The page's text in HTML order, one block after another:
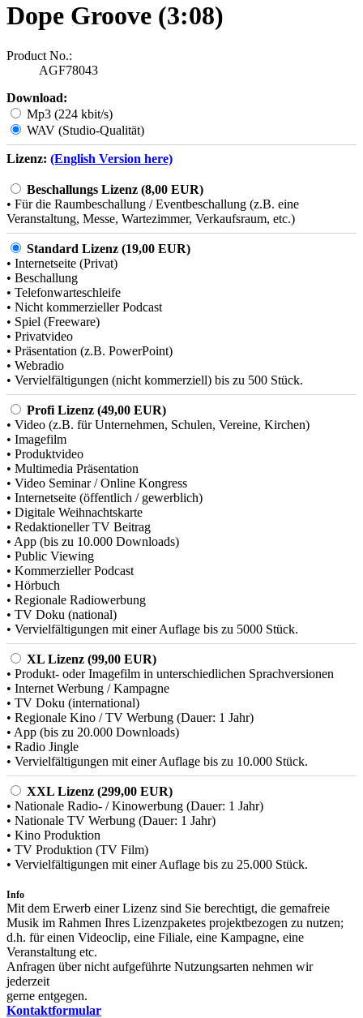
Dope Groove (3:08)
Product No.:
AGF78043
Download:
Mp3 (224 kbit/s)
WAV (Studio-Qualität)
Lizenz: (English Version here)
Beschallungs Lizenz (8,00 EUR)
• Für die Raumbeschallung / Eventbeschallung (z.B. eine
Veranstaltung, Messe, Wartezimmer, Verkaufsraum, etc.)
Standard Lizenz (19,00 EUR)
• Internetseite (Privat)
• Beschallung
• Telefonwarteschleife
• Nicht kommerzieller Podcast
• Spiel (Freeware)
• Privatvideo
• Präsentation (z.B. PowerPoint)
• Webradio
• Vervielfältigungen (nicht kommerziell) bis zu 500 Stück.
Profi Lizenz (49,00 EUR)
• Video (z.B. für Unternehmen, Schulen, Vereine, Kirchen)
• Imagefilm
• Produktvideo
• Multimedia Präsentation
• Video Seminar / Online Kongress
• Internetseite (öffentlich / gewerblich)
• Digitale Weihnachtskarte
• Redaktioneller TV Beitrag
• App (bis zu 10.000 Downloads)
• Public Viewing
• Kommerzieller Podcast
• Hörbuch
• Regionale Radiowerbung
• TV Doku (national)
• Vervielfältigungen mit einer Auflage bis zu 5000 Stück.
XL Lizenz (99,00 EUR)
• Produkt- oder Imagefilm in unterschiedlichen Sprachversionen
• Internet Werbung / Kampagne
• TV Doku (international)
• Regionale Kino / TV Werbung (Dauer: 1 Jahr)
• App (bis zu 20.000 Downloads)
• Radio Jingle
• Vervielfältigungen mit einer Auflage bis zu 10.000 Stück.
XXL Lizenz (299,00 EUR)
• Nationale Radio- / Kinowerbung (Dauer: 1 Jahr)
• Nationale TV Werbung (Dauer: 1 Jahr)
• Kino Produktion
• TV Produktion (TV Film)
• Vervielfältigungen mit einer Auflage bis zu 25.000 Stück.
Info
Mit dem Erwerb einer Lizenz sind Sie berechtigt, die gemafreie
Musik im Rahmen Ihres Lizenzpaketes projektbezogen zu nutzen;
d.h. für einen Videoclip, eine Filiale, eine Kampagne, eine
Veranstaltung etc.
Anfragen über nicht aufgeführte Nutzungsarten nehmen wir
jederzeit
gerne entgegen.
Kontaktformular